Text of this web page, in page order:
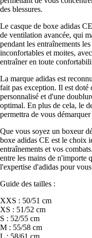
des blessures.
Le casque de boxe adidas
de ventilation avancée, qui
pendant les entraînements
inconfortables et moites,
entraîner en toute
La marque adidas est
fait pas exception. Il est doté
personnalisé et d'une
optimal. En plus de cela, le
permettra de vous
Que vous soyez un boxeur
boxe adidas CE est le choix
entraînements et vos
entre les mains de n'importe
l'expertise d'adidas pour
Guide des tailles :
XXS : 50/51 cm
XS : 51/52 cm
S : 52/55 cm
M : 55/58 cm